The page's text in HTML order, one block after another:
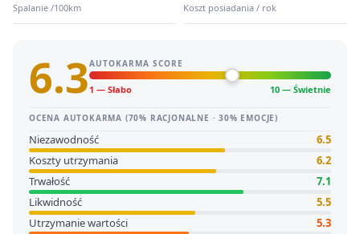
Spalanie /100km Koszt posiadania / rok
6.3AUTOKARMA SCORE
1 — Słabo 10 — Świetnie
OCENA AUTOKARMA (70% RACJONALNE · 30% EMOCJE)
Niezawodność
6.5
Koszty utrzymania
6.2
Trwałość
7.1
Likwidność
5.5
Utrzymanie wartości
5.3